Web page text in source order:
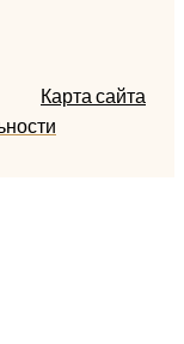
Карта сайта